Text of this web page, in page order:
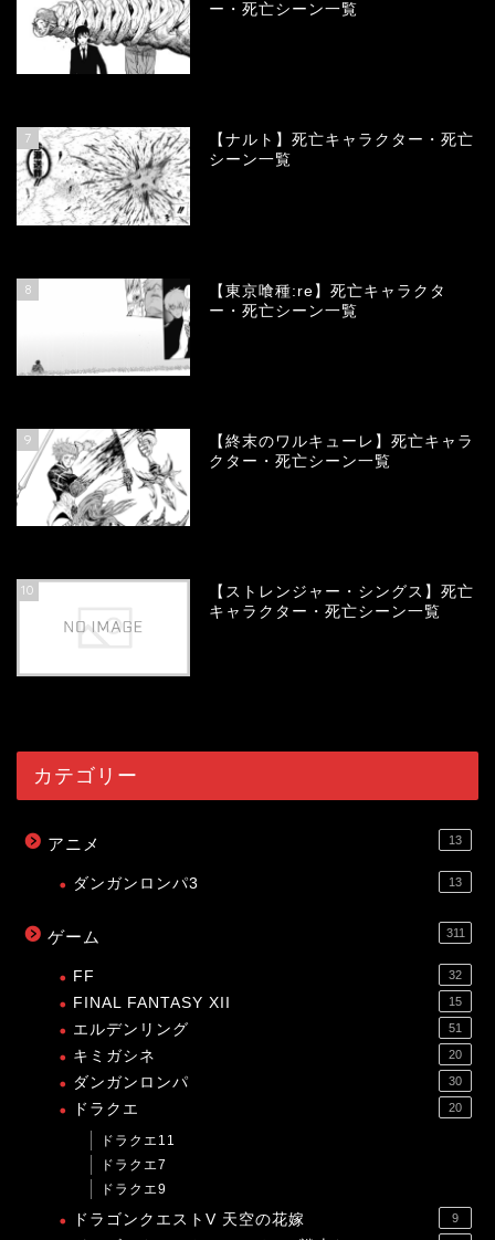
ー・死亡シーン一覧
7
【ナルト】死亡キャラクター・死亡
シーン一覧
8
【東京喰種:re】死亡キャラクタ
ー・死亡シーン一覧
9
【終末のワルキューレ】死亡キャラ
クター・死亡シーン一覧
10
【ストレンジャー・シングス】死亡
キャラクター・死亡シーン一覧
カテゴリー
アニメ 13
ダンガンロンパ3 13
ゲーム 311
FF 32
FINAL FANTASY XII 15
エルデンリング 51
キミガシネ 20
ダンガンロンパ 30
ドラクエ 20
ドラクエ11
ドラクエ7
ドラクエ9
ドラゴンクエストV 天空の花嫁 9